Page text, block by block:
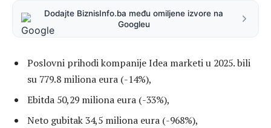
Dodajte BiznisInfo.ba među omiljene izvore na
Googleu
Poslovni prihodi kompanije Idea marketi u 2025. bili
su 779.8 miliona eura (-14%),
Ebitda 50,29 miliona eura (-33%),
Neto gubitak 34,5 miliona eura (-968%),